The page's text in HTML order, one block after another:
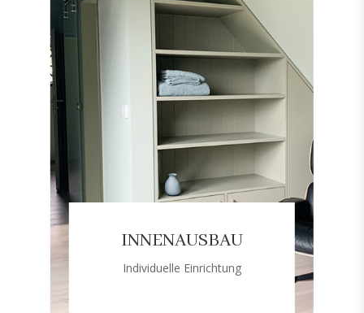
INNENAUSBAU
Individuelle Einrichtung